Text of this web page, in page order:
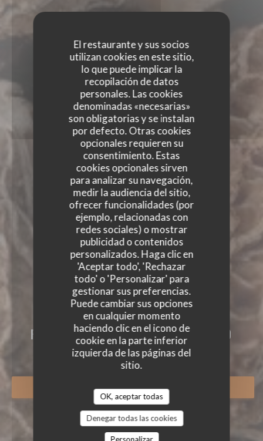
El restaurante y sus socios
utilizan cookies en este sitio,
lo que puede implicar la
recopilación de datos
personales. Las cookies
denominadas «necesarias»
son obligatorias y se instalan
por defecto. Otras cookies
opcionales requieren su
consentimiento. Estas
cookies opcionales sirven
para analizar su navegación,
medir la audiencia del sitio,
ofrecer funcionalidades (por
ejemplo, relacionadas con
redes sociales) o mostrar
publicidad o contenidos
personalizados. Haga clic en
'Aceptar todo', 'Rechazar
todo' o 'Personalizar' para
gestionar sus preferencias.
Puede cambiar sus opciones
en cualquier momento
haciendo clic en el icono de
cookie en la parte inferior
izquierda de las páginas del
sitio.
OK, aceptar todas
Denegar todas las cookies
AUTOUR DE L’ÂTRE
RESTAURANTE GOURMET ECOLÓGICO
|GRUSSE
RESERVAR UNA MESA